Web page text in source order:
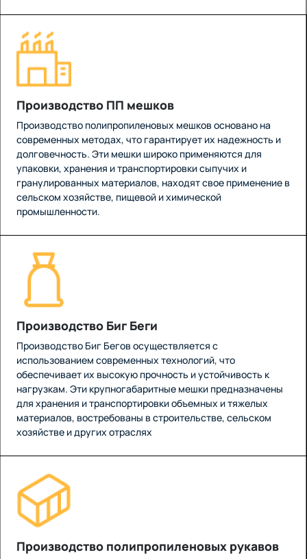
Производство ПП мешков
Производство полипропиленовых мешков основано на
современных методах, что гарантирует их надежность и
долговечность. Эти мешки широко применяются для
упаковки, хранения и транспортировки сыпучих и
гранулированных материалов, находят свое применение в
сельском хозяйстве, пищевой и химической
промышленности.
Производство Биг Беги
Производство Биг Бегов осуществляется с
использованием современных технологий, что
обеспечивает их высокую прочность и устойчивость к
нагрузкам. Эти крупногабаритные мешки предназначены
для хранения и транспортировки объемных и тяжелых
материалов, востребованы в строительстве, сельском
хозяйстве и других отраслях
Производство полипропиленовых рукавов